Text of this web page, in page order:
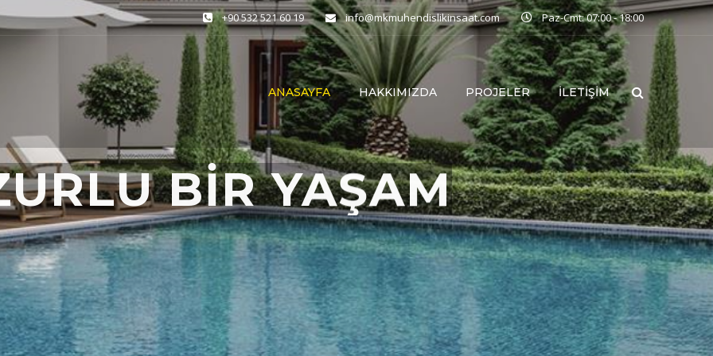
+90 532 521 60 19 info@mkmuhendislikinsaat.com Paz-Cmt: 07:00 - 18:00
ANASAYFA HAKKIMIZDA PROJELER İLETIŞIM
BAŞLAR
BİZE YAZIN
BİR YAŞAM